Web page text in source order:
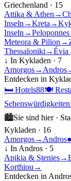
Griechenland · 15
Attika & Athen →
Inseln →Kreta →
Inseln →Peloponnes
Meteora & Pilion →
Thessaloniki →Évia
↓ In Kykladen · 7
Amorgos→ Andros
Entdecken in
🛏 Hotels88🍽
Sehenswürdigkeiten
🏙Sie sind hier ·
Kykladen · 16
Amorgos→ Andros●
↓ In Andros · 5
Apikia & Stenies→
Korthiou →
Entdecken in